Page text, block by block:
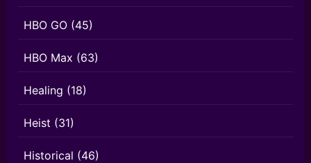
HBO GO (45)
HBO Max (63)
Healing (18)
Heist (31)
Historical (46)